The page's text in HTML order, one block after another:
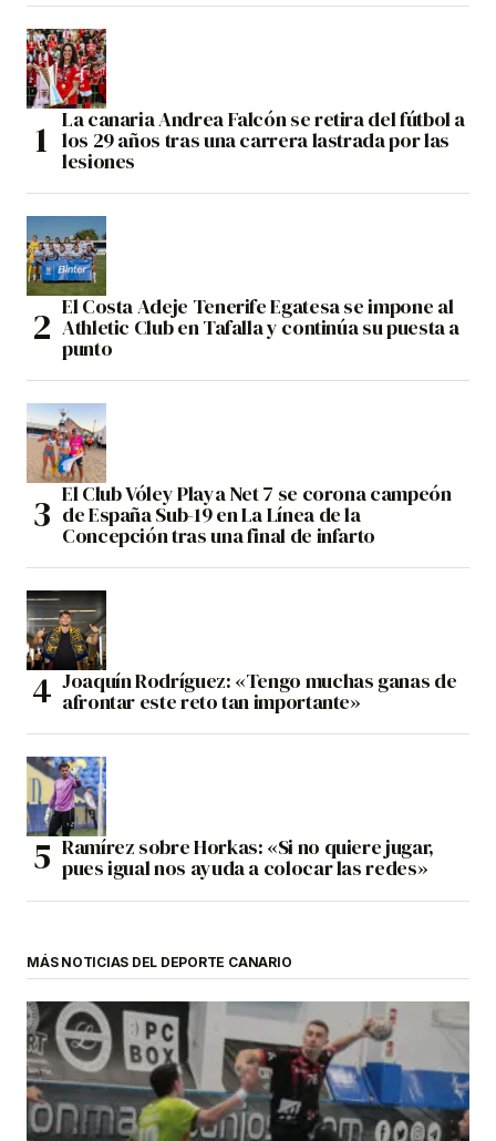
La canaria Andrea Falcón se retira del fútbol a
los 29 años tras una carrera lastrada por las
lesiones
El Costa Adeje Tenerife Egatesa se impone al
Athletic Club en Tafalla y continúa su puesta a
punto
El Club Vóley Playa Net 7 se corona campeón
de España Sub-19 en La Línea de la
Concepción tras una final de infarto
Joaquín Rodríguez: «Tengo muchas ganas de
afrontar este reto tan importante»
Ramírez sobre Horkas: «Si no quiere jugar,
pues igual nos ayuda a colocar las redes»
MÁS NOTICIAS DEL DEPORTE CANARIO